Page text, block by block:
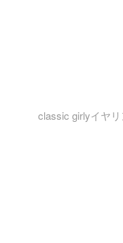
classic girlyイヤ